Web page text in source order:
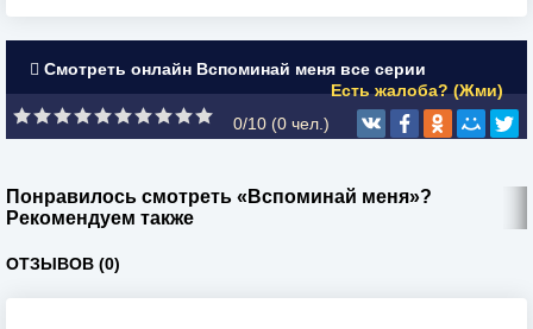
Смотреть онлайн Вспоминай меня все серии
Есть жалоба? (Жми)
0/10 (0 чел.)
Понравилось смотреть «Вспоминай меня»?
Рекомендуем также
ОТЗЫВОВ (0)